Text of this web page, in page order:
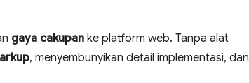
gaya cakupan ke platform web. Tanpa alat
, menyembunyikan detail implementasi, dan